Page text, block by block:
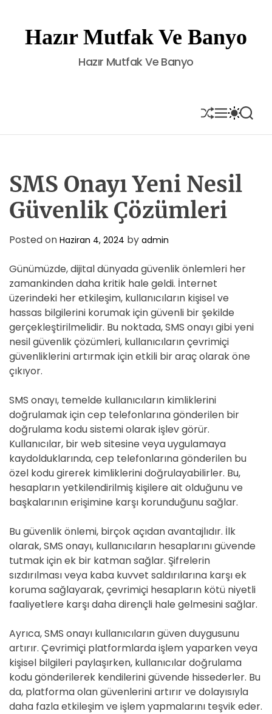
t
Hazır Mutfak Ve Banyo
Hazır Mutfak Ve Banyo
S
H
U
E
M
E
N
S
W
I
C
O
E
S
E
A
SMS Onayı Yeni Nesil
Güvenlik Çözümleri
Posted on Haziran 4, 2024 by admin
Günümüzde, dijital dünyada güvenlik önlemleri her
zamankinden daha kritik hale geldi. İnternet
üzerindeki her etkileşim, kullanıcıların kişisel ve
hassas bilgilerini korumak için güvenli bir şekilde
gerçekleştirilmelidir. Bu noktada, SMS onayı gibi yeni
nesil güvenlik çözümleri, kullanıcıların çevrimiçi
güvenliklerini artırmak için etkili bir araç olarak öne
çıkıyor.
SMS onayı, temelde kullanıcıların kimliklerini
doğrulamak için cep telefonlarına gönderilen bir
doğrulama kodu sistemi olarak işlev görür.
Kullanıcılar, bir web sitesine veya uygulamaya
kaydolduklarında, cep telefonlarına gönderilen bu
özel kodu girerek kimliklerini doğrulayabilirler. Bu,
hesapların yetkilendirilmiş kişilere ait olduğunu ve
başkalarının erişimine karşı korunduğunu sağlar.
Bu güvenlik önlemi, birçok açıdan avantajlıdır. İlk
olarak, SMS onayı, kullanıcıların hesaplarını güvende
tutmak için ek bir katman sağlar. Şifrelerin
sızdırılması veya kaba kuvvet saldırılarına karşı ek
koruma sağlayarak, çevrimiçi hesapların kötü niyetli
faaliyetlere karşı daha dirençli hale gelmesini sağlar.
Ayrıca, SMS onayı kullanıcıların güven duygusunu
artırır. Çevrimiçi platformlarda işlem yaparken veya
kişisel bilgileri paylaşırken, kullanıcılar doğrulama
kodu gönderilerek kendilerini güvende hissederler. Bu
da, platforma olan güvenlerini artırır ve dolayısıyla
daha fazla etkileşim ve işlem yapmalarını teşvik eder.